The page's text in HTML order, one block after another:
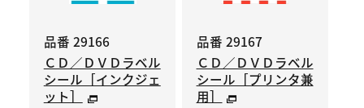
品番 29166
ＣＤ／ＤＶＤラベル
シール［インクジェ
ット］
品番 29167
ＣＤ／ＤＶＤラベル
シール［プリンタ兼
用］